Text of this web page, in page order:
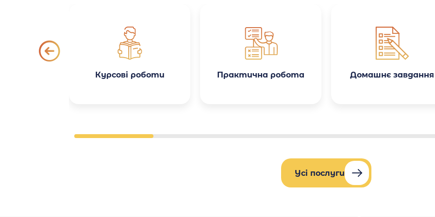
здивувало те, що робота
була виконана з
урахуванням усіх
університету.
Курсові роботи Практична робота Домашнє завдання
Усі послуги